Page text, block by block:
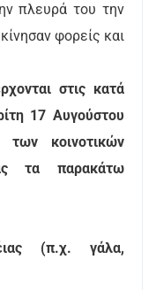
πλευρά του την
φορείς και
στις κατά
17 Αυγούστου
των κοινοτικών
τα παρακάτω
(π.χ. γάλα,